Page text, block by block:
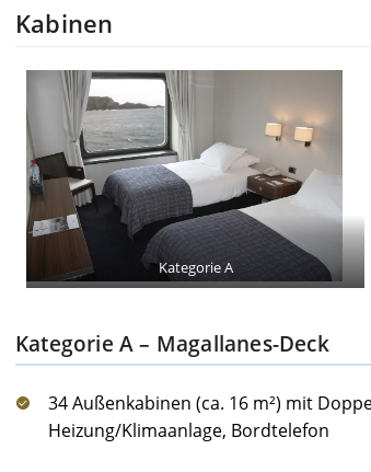
Kabinen
Kategorie A
Kategorie A – Magallanes-Deck
34 Außenkabinen (ca. 16 m²) mit
Heizung/Klimaanlage, Bordtelefon